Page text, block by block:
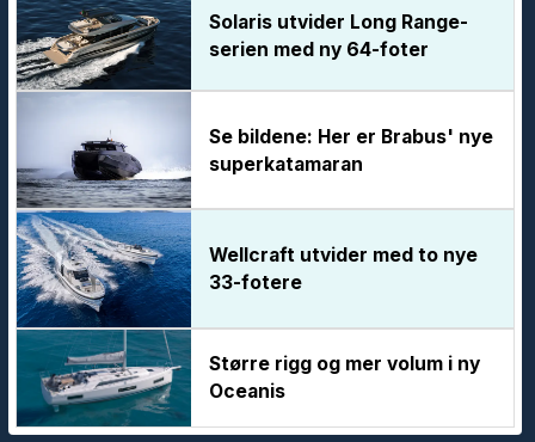
Solaris utvider Long Range-
serien med ny 64-foter
Se bildene: Her er Brabus' nye
superkatamaran
Wellcraft utvider med to nye
33-fotere
Større rigg og mer volum i ny
Oceanis